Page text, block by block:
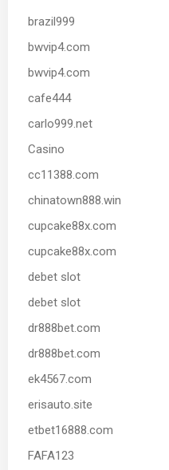
brazil999
bwvip4.com
bwvip4.com
cafe444
carlo999.net
Casino
cc11388.com
chinatown888.win
cupcake88x.com
cupcake88x.com
debet slot
debet slot
dr888bet.com
dr888bet.com
ek4567.com
erisauto.site
etbet16888.com
FAFA123